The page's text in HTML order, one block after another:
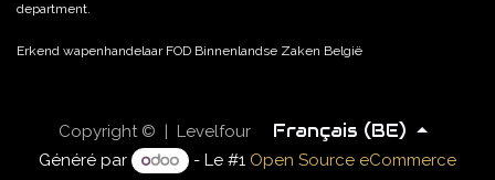
department.
Erkend wapenhandelaar FOD Binnenlandse Zaken België
Copyright © | Levelfour Français (BE)
Généré par - Le #1 Open Source eCommerce